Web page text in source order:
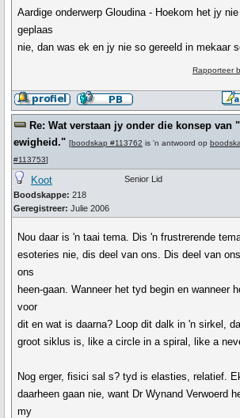
Aardige onderwerp Gloudina - Hoekom het jy
geplaas
nie, dan was ek en jy nie so gereeld in mekaar
Rapporteer
Re: Wat verstaan jy onder die konsep van
ewigheid." [boodskap #113762 is 'n antwoord op
#113753]
Koot
Boodskappe: 218
Geregistreer: Julie 2006
Senior Lid
Nou daar is 'n taai tema. Dis 'n frustrerende
esoteries nie, dis deel van ons. Dis deel van
ons
heen-gaan. Wanneer het tyd begin en wanneer
voor
dit en wat is daarna? Loop dit dalk in 'n sirkel,
groot siklus is, like a circle in a spiral, like a
Nog erger, fisici sal s? tyd is elasties, relatief.
daarheen gaan nie, want Dr Wynand Verwoerd
my